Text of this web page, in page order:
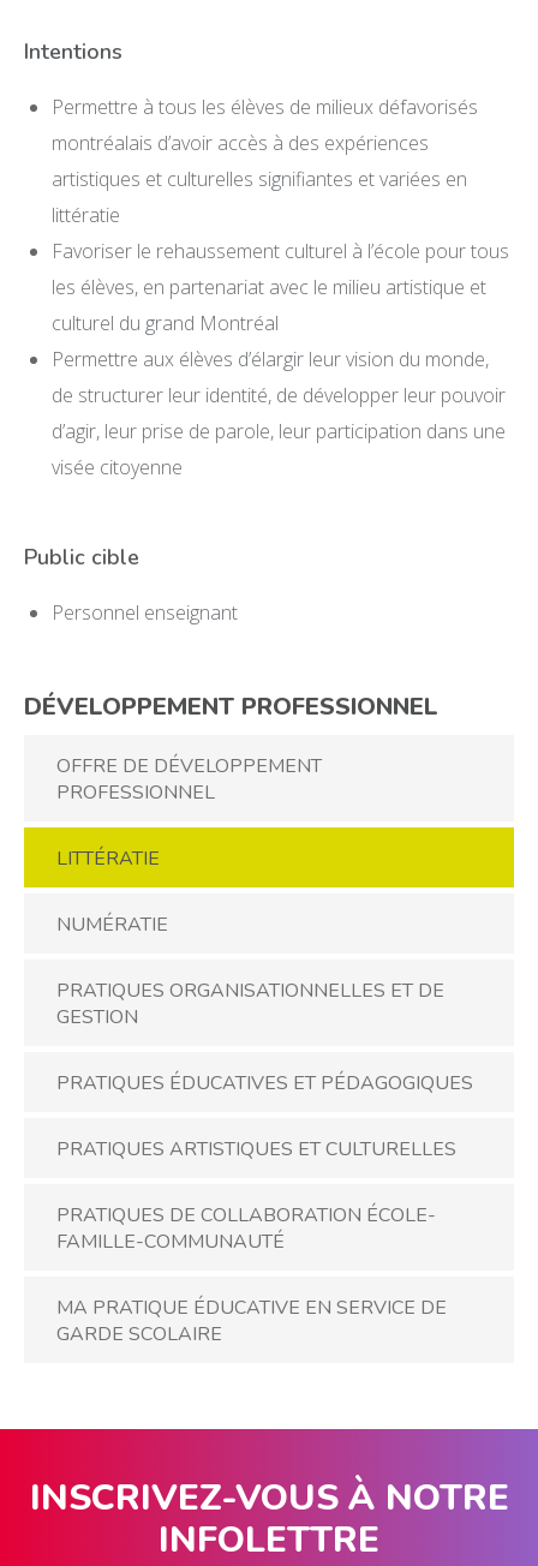
DÉVELOPPEMENT PROFESSIONNEL
MÉDIATION ARTISTIQUE ET CULTURELLE
DOCUMENTATION ET ÉVÉNEMENTS
À PROPOS
ENGLISH
Intentions
Permettre à tous les élèves de milieux défavorisés
montréalais d’avoir accès à des expériences
artistiques et culturelles signifiantes et variées en
littératie
Favoriser le rehaussement culturel à l’école pour tous
les élèves, en partenariat avec le milieu artistique et
culturel du grand Montréal
Permettre aux élèves d’élargir leur vision du monde,
de structurer leur identité, de développer leur pouvoir
d’agir, leur prise de parole, leur participation dans une
visée citoyenne
Public cible
Personnel enseignant
DÉVELOPPEMENT PROFESSIONNEL
OFFRE DE DÉVELOPPEMENT
PROFESSIONNEL
LITTÉRATIE
NUMÉRATIE
PRATIQUES ORGANISATIONNELLES ET DE
GESTION
PRATIQUES ÉDUCATIVES ET PÉDAGOGIQUES
PRATIQUES ARTISTIQUES ET CULTURELLES
PRATIQUES DE COLLABORATION ÉCOLE-
FAMILLE-COMMUNAUTÉ
MA PRATIQUE ÉDUCATIVE EN SERVICE DE
GARDE SCOLAIRE
INSCRIVEZ-VOUS À NOTRE
INFOLETTRE